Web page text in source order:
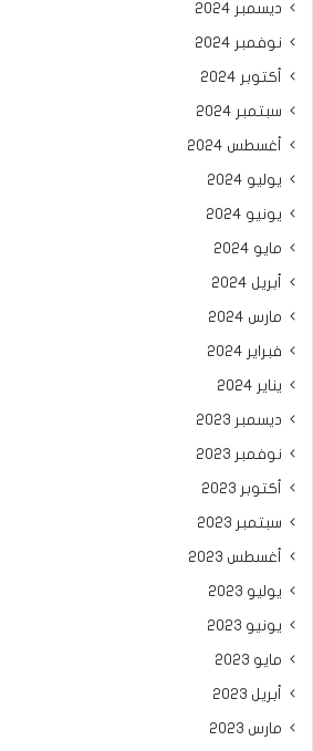
ديسمبر 2024
نوفمبر 2024
أكتوبر 2024
سبتمبر 2024
أغسطس 2024
يوليو 2024
يونيو 2024
مايو 2024
أبريل 2024
مارس 2024
فبراير 2024
يناير 2024
ديسمبر 2023
نوفمبر 2023
أكتوبر 2023
سبتمبر 2023
أغسطس 2023
يوليو 2023
يونيو 2023
مايو 2023
أبريل 2023
مارس 2023